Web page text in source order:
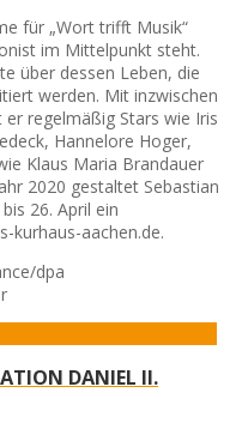
für „Wort trifft Musik“
im Mittelpunkt steht.
über dessen Leben, die
werden. Mit inzwischen
regelmäßig Stars wie Iris
Hannelore Hoger,
Klaus Maria Brandauer
2020 gestaltet Sebastian
26. April ein
kurhaus-aachen.de.
dpa
DANIEL II.